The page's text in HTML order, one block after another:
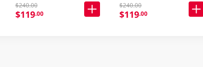
$240.00
$119.00
$240.00
$119.00